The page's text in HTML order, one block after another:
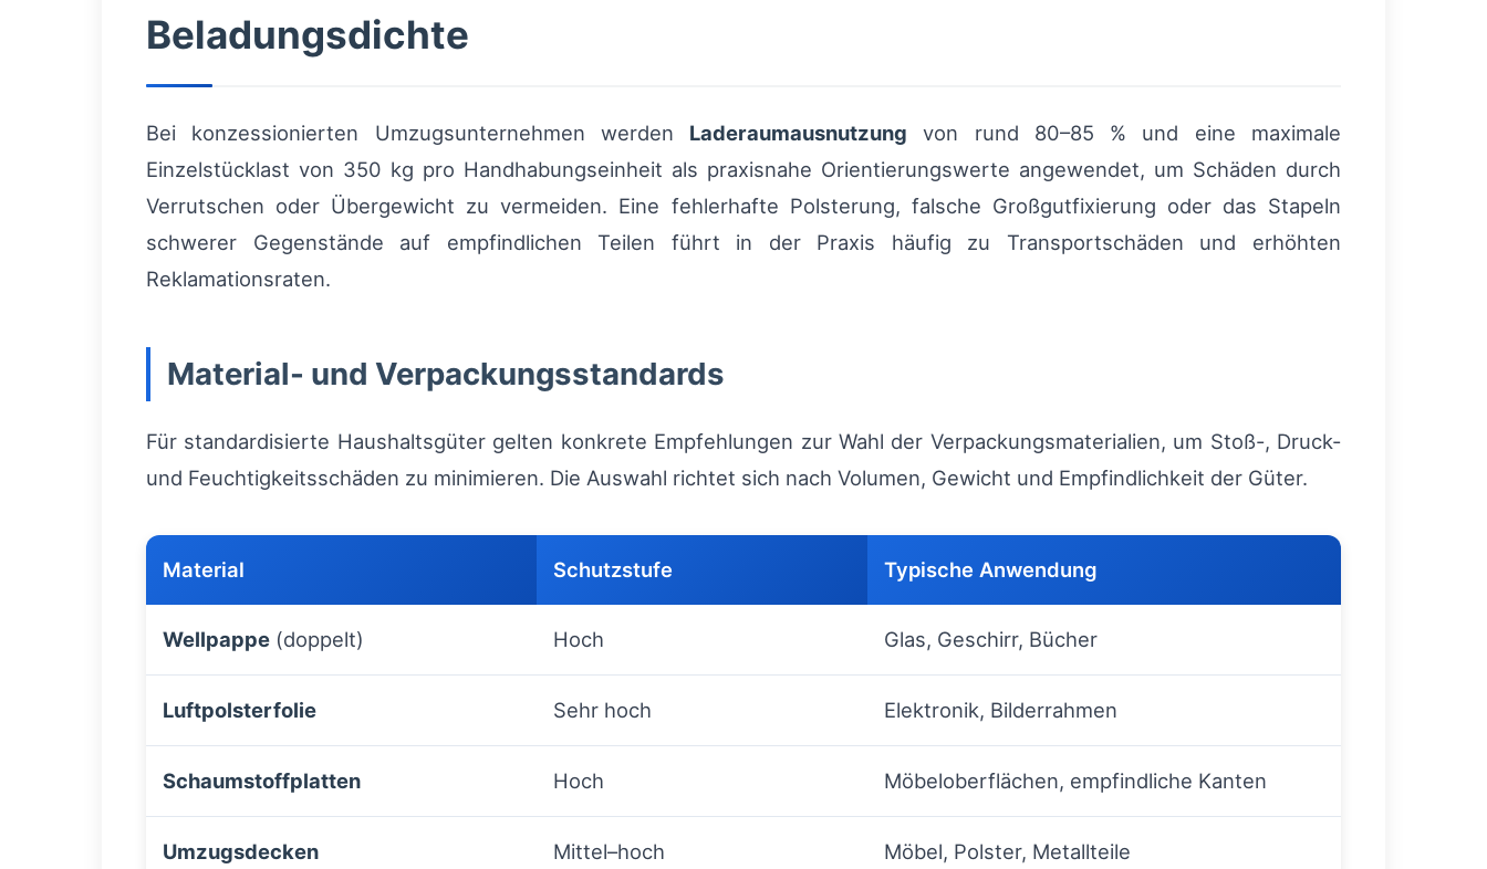
Beladungsdichte
Bei konzessionierten Umzugsunternehmen werden Laderaumausnutzung von rund 80–85 % und eine maximale
Einzelstücklast von 350 kg pro Handhabungseinheit als praxisnahe Orientierungswerte angewendet, um Schäden durch
Verrutschen oder Übergewicht zu vermeiden. Eine fehlerhafte Polsterung, falsche Großgutfixierung oder das Stapeln
schwerer Gegenstände auf empfindlichen Teilen führt in der Praxis häufig zu Transportschäden und erhöhten
Reklamationsraten.
Material- und Verpackungsstandards
Für standardisierte Haushaltsgüter gelten konkrete Empfehlungen zur Wahl der Verpackungsmaterialien, um Stoß-, Druck-
und Feuchtigkeitsschäden zu minimieren. Die Auswahl richtet sich nach Volumen, Gewicht und Empfindlichkeit der Güter.
Material Schutzstufe Typische Anwendung
Wellpappe (doppelt) Hoch Glas, Geschirr, Bücher
Luftpolsterfolie Sehr hoch Elektronik, Bilderrahmen
Schaumstoffplatten Hoch Möbeloberflächen, empfindliche Kanten
Umzugsdecken Mittel–hoch Möbel, Polster, Metallteile